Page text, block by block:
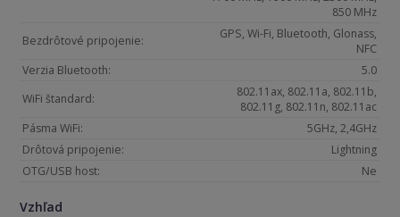
850 MHz
Bezdrôtové pripojenie:
GPS, Wi-Fi, Bluetooth, Glonass,
NFC
Verzia Bluetooth:
5.0
WiFi štandard:
802.11ax, 802.11a, 802.11b,
802.11g, 802.11n, 802.11ac
Pásma WiFi:
5GHz, 2,4GHz
Drôtová pripojenie:
Lightning
OTG/USB host:
Ne
Vzhľad